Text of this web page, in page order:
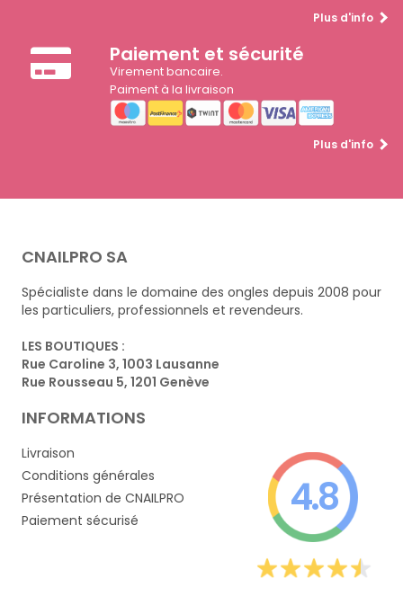
Plus d'info
Paiement et sécurité
Virement bancaire.
Paiment à la livraison
Plus d'info
CNAILPRO SA
Spécialiste dans le domaine des ongles depuis 2008 pour
les particuliers, professionnels et revendeurs.
LES BOUTIQUES :
Rue Caroline 3, 1003 Lausanne
Rue Rousseau 5, 1201 Genève
INFORMATIONS
Livraison
Conditions générales
Présentation de CNAILPRO
Paiement sécurisé
4.8